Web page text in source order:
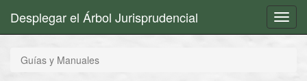
Desplegar el Árbol Jurisprudencial
Guías y Manuales